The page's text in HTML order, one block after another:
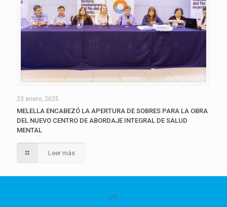
23 enero, 2025
MELELLA ENCABEZÓ LA APERTURA DE SOBRES PARA LA OBRA
DEL NUEVO CENTRO DE ABORDAJE INTEGRAL DE SALUD
MENTAL
Leer más